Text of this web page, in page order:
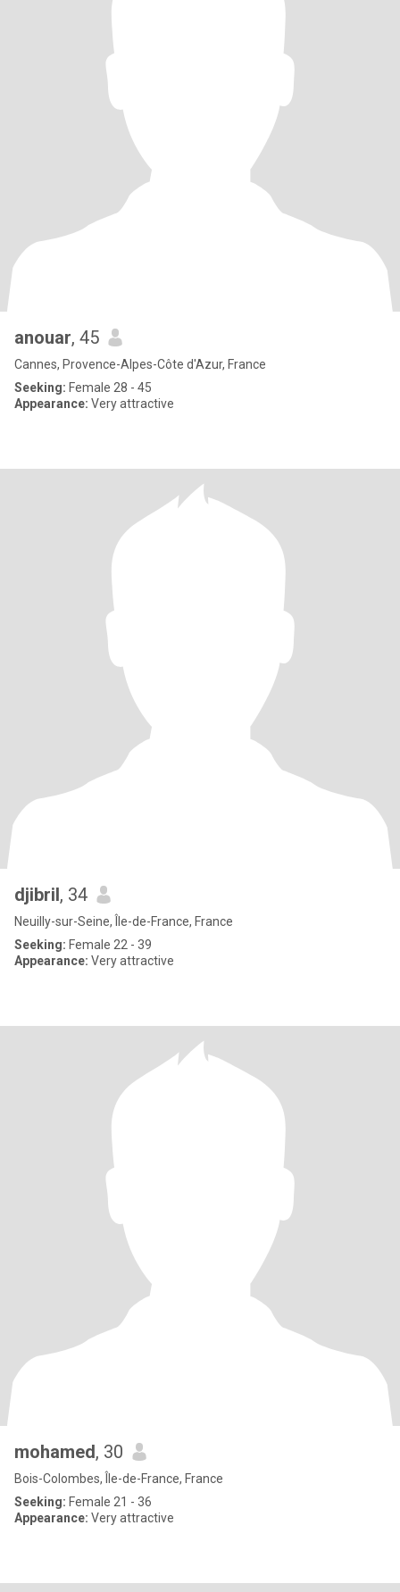
anouar, 45
Cannes, Provence-Alpes-Côte d'Azur, France
Seeking: Female 28 - 45
Appearance: Very attractive
djibril, 34
Neuilly-sur-Seine, Île-de-France, France
Seeking: Female 22 - 39
Appearance: Very attractive
mohamed, 30
Bois-Colombes, Île-de-France, France
Seeking: Female 21 - 36
Appearance: Very attractive